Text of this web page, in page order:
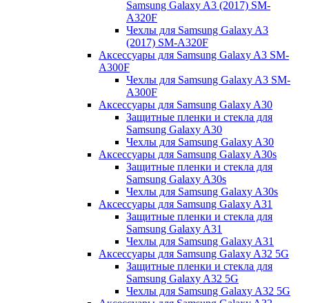
Samsung Galaxy A3 (2017) SM-
A320F
Чехлы для Samsung Galaxy A3
(2017) SM-A320F
Аксессуары для Samsung Galaxy A3 SM-
A300F
Чехлы для Samsung Galaxy A3 SM-
A300F
Аксессуары для Samsung Galaxy A30
Защитные пленки и стекла для
Samsung Galaxy A30
Чехлы для Samsung Galaxy A30
Аксессуары для Samsung Galaxy A30s
Защитные пленки и стекла для
Samsung Galaxy A30s
Чехлы для Samsung Galaxy A30s
Аксессуары для Samsung Galaxy A31
Защитные пленки и стекла для
Samsung Galaxy A31
Чехлы для Samsung Galaxy A31
Аксессуары для Samsung Galaxy A32 5G
Защитные пленки и стекла для
Samsung Galaxy A32 5G
Чехлы для Samsung Galaxy A32 5G